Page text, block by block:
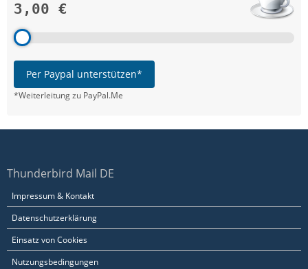
3,00 €
Per Paypal unterstützen*
*Weiterleitung zu PayPal.Me
Thunderbird Mail DE
Impressum & Kontakt
Datenschutzerklärung
Einsatz von Cookies
Nutzungsbedingungen